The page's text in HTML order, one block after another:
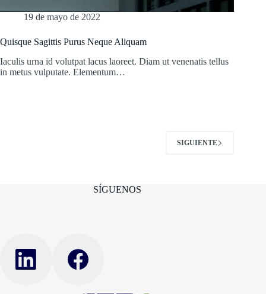
19 de mayo de 2022
Quisque Sagittis Purus Neque Aliquam
Iaculis urna id volutpat lacus laoreet. Diam ut venenatis tellus
in metus vulputate. Elementum…
SIGUIENTE
SÍGUENOS